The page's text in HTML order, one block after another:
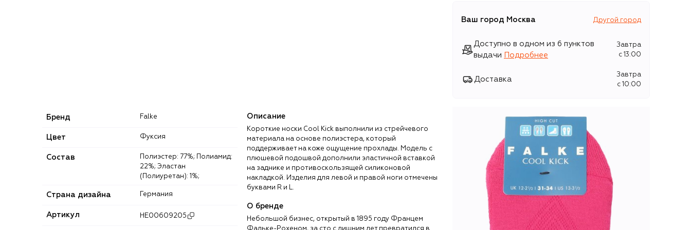
Ваш город Москва Другой город
Доступно в одном из 6 пунктов
выдачи
Подробнее
Завтра
c 13:00
Доставка
Завтра
c 10:00
Бренд Falke
Цвет Фуксия
Состав
22%; Эластан
(Полиуретан): 1%;
Страна дизайна Германия
Артикул HE00609205
Описание
Короткие носки Cool Kick выполнили из стрейчевого
материала на основе полиэстера, который
поддерживает на коже ощущение прохлады. Модель с
плюшевой подошвой дополнили эластичной вставкой
на заднике и противоскользящей силиконовой
накладкой. Изделия для левой и правой ноги отмечены
буквами R и L.
О бренде
Небольшой бизнес, открытый в 1895 году Францем